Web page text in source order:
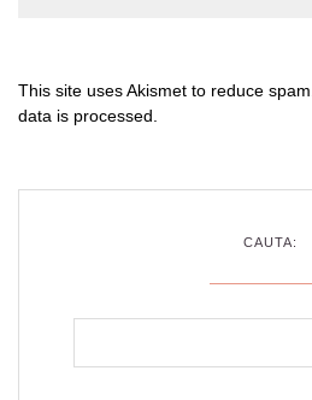
This site uses Akismet to reduce spam.
data is processed
CAUTA: